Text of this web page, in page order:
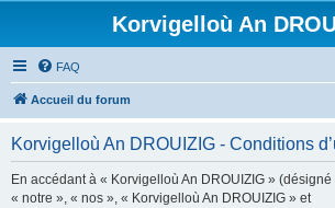
Korvigelloù An
FAQ
Accueil du forum
Korvigelloù An DROUIZIG - Conditions
En accédant à « Korvigelloù An DROUIZIG »
« notre », « nos », « Korvigelloù An DROUIZIG » et